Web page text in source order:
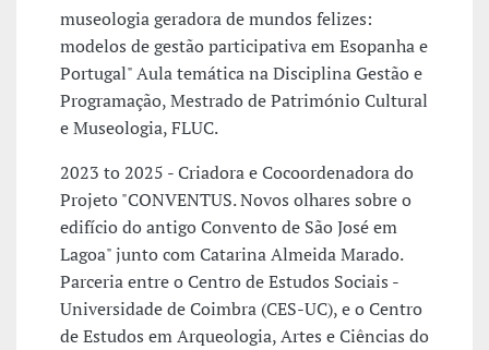
museologia geradora de mundos felizes:
modelos de gestão participativa em Esopanha e
Portugal" Aula temática na Disciplina Gestão e
Programação, Mestrado de Património Cultural
e Museologia, FLUC.
2023 to 2025 - Criadora e Cocoordenadora do
Projeto "CONVENTUS. Novos olhares sobre o
edifício do antigo Convento de São José em
Lagoa" junto com Catarina Almeida Marado.
Parceria entre o Centro de Estudos Sociais -
Universidade de Coimbra (CES-UC), e o Centro
de Estudos em Arqueologia, Artes e Ciências do